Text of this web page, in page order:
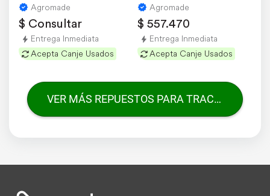
Agromade
$ Consultar
Entrega Inmediata
Acepta Canje Usados
Agromade
$ 557.470
Entrega Inmediata
Acepta Canje Usados
VER MÁS REPUESTOS PARA TRACTORES